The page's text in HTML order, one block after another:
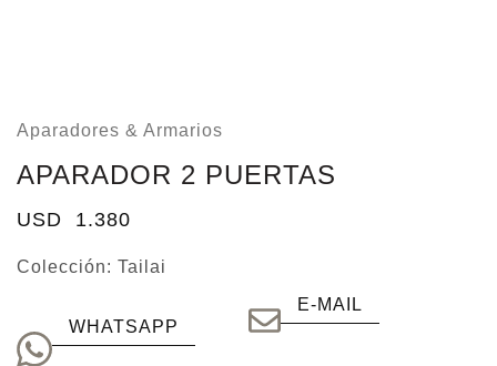
Aparadores & Armarios
APARADOR 2 PUERTAS
USD 1.380
Colección: Tailai
WHATSAPP
E-MAIL